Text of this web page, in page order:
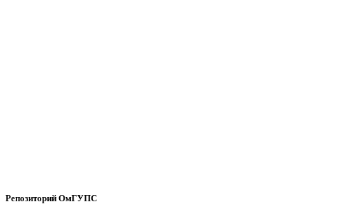
Репозиторий ОмГУПС